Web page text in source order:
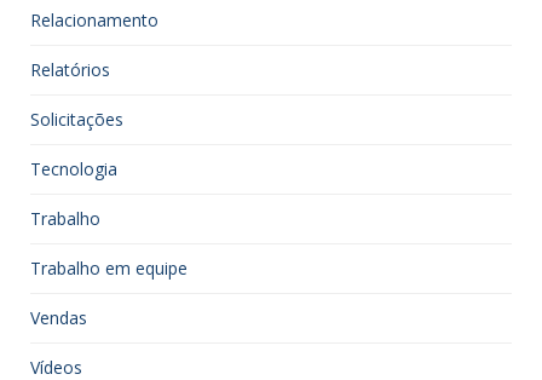
Relacionamento
Relatórios
Solicitações
Tecnologia
Trabalho
Trabalho em equipe
Vendas
Vídeos